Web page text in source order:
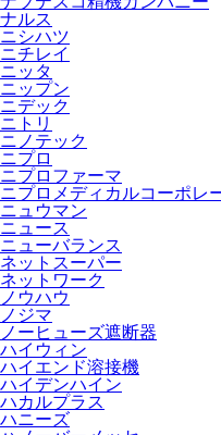
ナルス
ニシハツ
ニチレイ
ニッタ
ニップン
ニデック
ニトリ
ニノテック
ニプロ
ニプロファーマ
ニプロメディカルコーポレ
ニュウマン
ニュース
ニューバランス
ネットスーパー
ネットワーク
ノウハウ
ノジマ
ノーヒューズ遮断器
ハイウィン
ハイエンド溶接機
ハイデンハイン
ハカルプラス
ハニーズ